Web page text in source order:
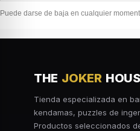
Puede darse de baja en cualquier
THE JOKER
Tienda especializada en
kendamas, puzzles de
Productos seleccionados